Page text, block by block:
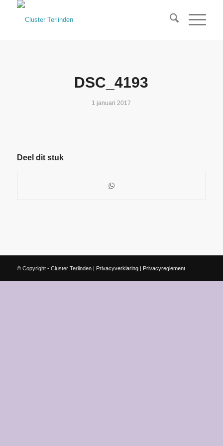
DSC_4193
1 januari 2017
Deel dit stuk
© Copyright - Cluster Terlinden | Privacyverklaring| Privacyreglement